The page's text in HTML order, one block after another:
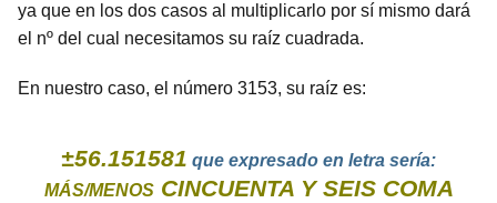
ya que en los dos casos al multiplicarlo por sí mismo dará
el nº del cual necesitamos su raíz cuadrada.
En nuestro caso, el número 3153, su raíz es:
±56.151581 que expresado en letra sería:
MÁS/MENOS CINCUENTA Y SEIS COMA